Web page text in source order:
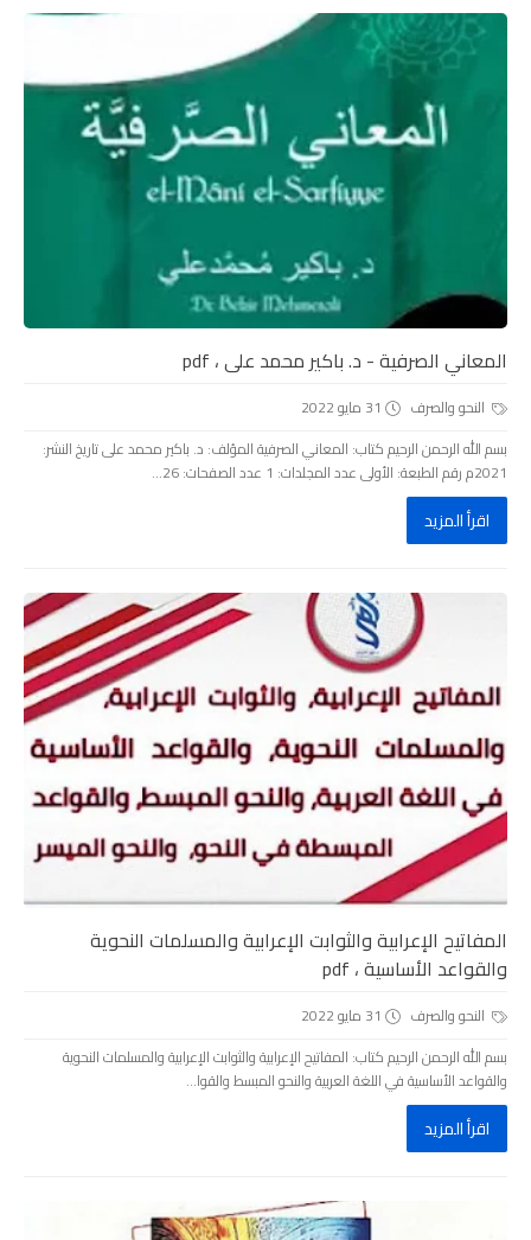
المعاني الصرفية - د. باكير محمد على ، pdf
النحو والصرف
31 مايو 2022
بسم الله الرحمن الرحيم كتاب: المعاني الصرفية المؤلف: د. باكير محمد على تاريخ النشر:
2021م رقم الطبعة: الأولى عدد المجلدات: 1 عدد الصفحات: 26...
اقرأ المزيد
المفاتيح الإعرابية والثوابت الإعرابية والمسلمات النحوية
والقواعد الأساسية ، pdf
النحو والصرف
31 مايو 2022
بسم الله الرحمن الرحيم كتاب: المفاتيح الإعرابية والثوابت الإعرابية والمسلمات النحوية
والقواعد الأساسية في اللغة العربية والنحو المبسط والقوا...
اقرأ المزيد